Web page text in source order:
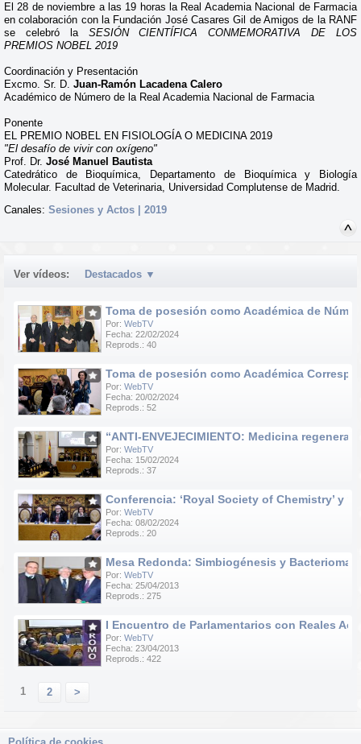
El 28 de noviembre a las 19 horas la Real Academia Nacional de Farmacia
en colaboración con la Fundación José Casares Gil de Amigos de la RANF
se celebró la SESIÓN CIENTÍFICA CONMEMORATIVA DE LOS
PREMIOS NOBEL 2019
Coordinación y Presentación
Excmo. Sr. D. Juan-Ramón Lacadena Calero
Académico de Número de la Real Academia Nacional de Farmacia
Ponente
EL PREMIO NOBEL EN FISIOLOGÍA O MEDICINA 2019
"El desafío de vivir con oxígeno"
Prof. Dr. José Manuel Bautista
Catedrático de Bioquímica, Departamento de Bioquímica y Biología
Molecular. Facultad de Veterinaria, Universidad Complutense de Madrid.
Canales: Sesiones y Actos | 2019
Ver vídeos: Destacados ▼
Toma de posesión como Académica de
Por: WebTV
Fecha: 22/02/2024
Reprods.: 40
Toma de posesión como Académica
Por: WebTV
Fecha: 20/02/2024
Reprods.: 52
“ANTI-ENVEJECIMIENTO: Medicina
Por: WebTV
Fecha: 15/02/2024
Reprods.: 37
Conferencia: ‘Royal Society of Chemistry’ y
Por: WebTV
Fecha: 08/02/2024
Reprods.: 20
Mesa Redonda: Simbiogénesis y Bacteriomas
Por: WebTV
Fecha: 25/04/2013
Reprods.: 275
I Encuentro de Parlamentarios con Reales
Por: WebTV
Fecha: 23/04/2013
Reprods.: 422
1 2 >